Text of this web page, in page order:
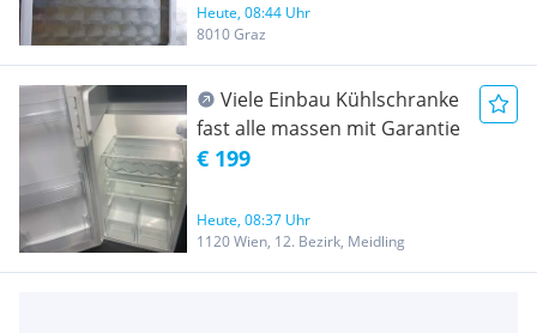
Heute, 08:44 Uhr
8010 Graz
Viele Einbau Kühlschranke
fast alle massen mit Garantie
€ 199
Heute, 08:37 Uhr
1120 Wien, 12. Bezirk, Meidling